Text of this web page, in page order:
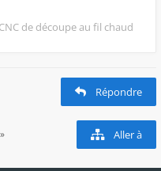
de découpe au fil chaud
Répondre
Aller à